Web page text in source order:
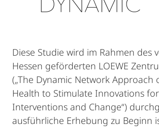
Diese Studie wird im Rahmen des
Hessen geförderten LOEWE
(„The Dynamic Network Approach
Health to Stimulate Innovations for
Interventions and Change“)
ausführliche Erhebung zu Beginn